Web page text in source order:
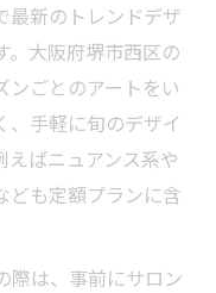
最新のトレンドデザ
。大阪府堺市西区の
ンごとのアートをい
、手軽に旬のデザイ
えばニュアンス系や
ども定額プランに含
際は、事前にサロン